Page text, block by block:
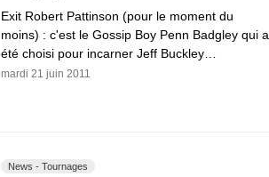
Exit Robert Pattinson (pour le moment du
moins) : c'est le Gossip Boy Penn Badgley qui a
été choisi pour incarner Jeff Buckley…
mardi 21 juin 2011
News - Tournages